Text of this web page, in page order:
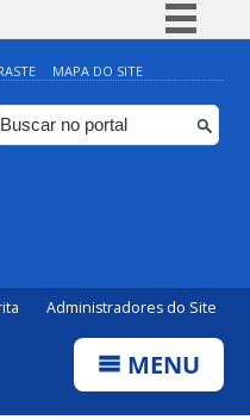
Simplifique!
Comunica BR
Participe
MAPA DO SITE
Administradores do Site
MENU